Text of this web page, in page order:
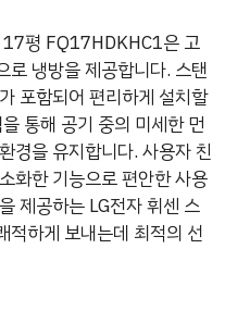
17평 FQ17HDKHC1은 고
로 냉방을 제공합니다. 스탠
포함되어 편리하게 설치할
통해 공기 중의 미세한 먼
경을 유지합니다. 사용자 친
화한 기능으로 편안한 사용
제공하는 LG전자 휘센 스
적하게 보내는데 최적의 선